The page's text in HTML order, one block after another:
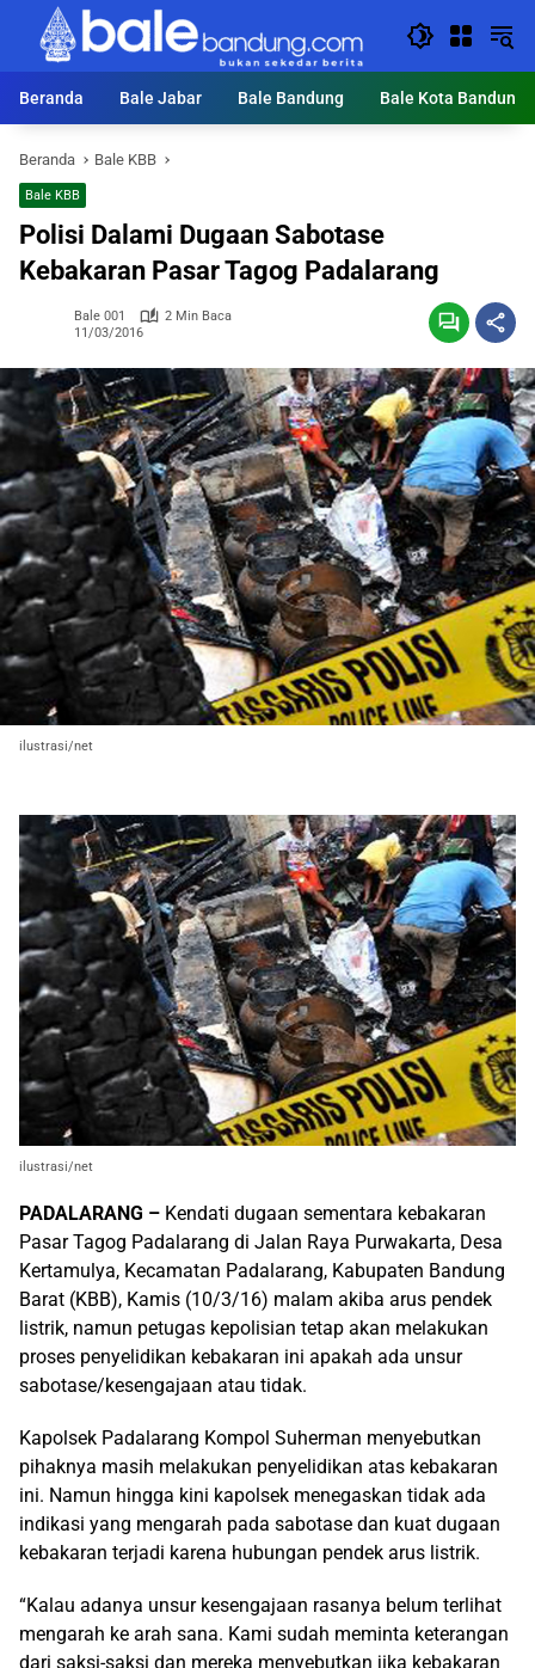
Langsung
konten
Beranda
Bale Jabar Bale Bandung Bale Kota Bandung
Beranda Bale KBB
Bale KBB
Polisi Dalami Dugaan Sabotase
Kebakaran Pasar Tagog Padalarang
Bale 001
2 Min Baca
11/03/2016
ilustrasi/net
ilustrasi/net
PADALARANG – Kendati dugaan sementara kebakaran
Pasar Tagog Padalarang di Jalan Raya Purwakarta, Desa
Kertamulya, Kecamatan Padalarang, Kabupaten Bandung
Barat (KBB), Kamis (10/3/16) malam akiba arus pendek
listrik, namun petugas kepolisian tetap akan melakukan
proses penyelidikan kebakaran ini apakah ada unsur
sabotase/kesengajaan atau tidak.
Kapolsek Padalarang Kompol Suherman menyebutkan
pihaknya masih melakukan penyelidikan atas kebakaran
ini. Namun hingga kini kapolsek menegaskan tidak ada
indikasi yang mengarah pada sabotase dan kuat dugaan
kebakaran terjadi karena hubungan pendek arus listrik.
“Kalau adanya unsur kesengajaan rasanya belum terlihat
mengarah ke arah sana. Kami sudah meminta keterangan
dari saksi-saksi dan mereka menyebutkan jika kebakaran